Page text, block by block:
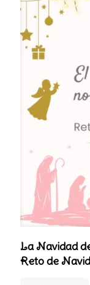
La Navidad
Reto de